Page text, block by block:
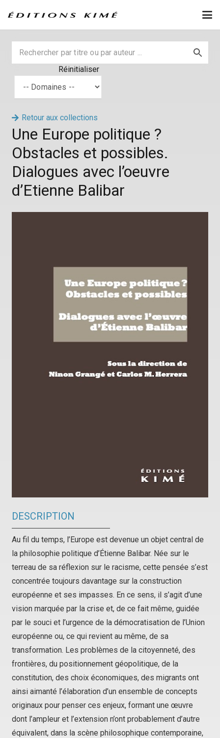
Réinitialiser
Retour aux collections
Une Europe politique ?
Obstacles et possibles.
Dialogues avec l’oeuvre
d’Etienne Balibar
DESCRIPTION
Au fil du temps, l’Europe est devenue un objet central de
la philosophie politique d’Étienne Balibar. Née sur le
terreau de sa réflexion sur le racisme, cette pensée s’est
concentrée toujours davantage sur la construction
européenne et ses impasses. En ce sens, il s’agit d’une
vision marquée par la crise et, de ce fait même, guidée
par le souci et l’urgence de la démocratisation de l’Union
européenne ou, ce qui revient au même, de sa
transformation. Les problèmes de la citoyenneté, des
frontières, du positionnement géopolitique, de la
constitution, des choix économiques, des migrants ont
ainsi aimanté l’élaboration d’un ensemble de concepts
originaux pour penser ces enjeux, formant une œuvre
dont l’ampleur et l’extension n’ont probablement d’autre
équivalent, dans la scène philosophique contemporaine,